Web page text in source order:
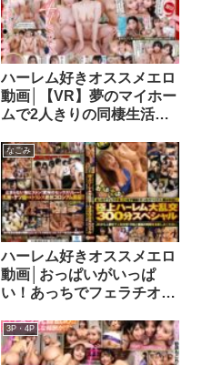
ハーレム好きオススメエロ
動画│【VR】夢のマイホー
ムで2人きりの同棲生活を
（妹×3）がいきなり押し寄
せて来た！妹たちの誘惑に
負けて彼女に内緒で大乱交
ハーレム13dsvr01292
なごみ
ハーレム好きオススメエロ
動画│おっぱいがいっぱ
い！あっちでフェラチオ、
イズリ、僕は中出し！極上
ハーレム大乱交300分スペ
3P・4P